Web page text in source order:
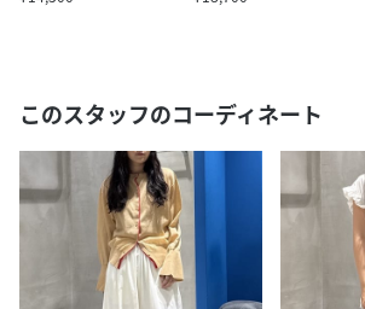
このスタッフのコーディネート